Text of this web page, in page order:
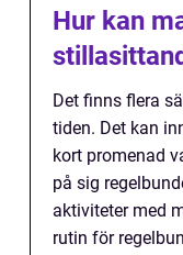
Hur kan
Det finns flera
tiden. Det kan
kort promenad
på sig
aktiviteter med
rutin för